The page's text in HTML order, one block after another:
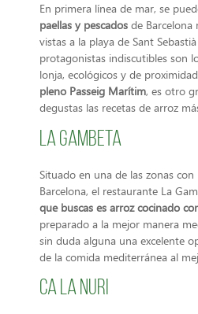
En primera línea de mar, se
paellas y pescados de Barcelona
vistas a la playa de Sant
protagonistas indiscutibles son
lonja, ecológicos y de
pleno Passeig Marítim, es otro
degustas las recetas de arroz
La Gambeta
Situado en una de las zonas
Barcelona, el restaurante La
que buscas es arroz cocinado
preparado a la mejor manera
sin duda alguna una excelente
de la comida mediterránea al
Ca la Nuri